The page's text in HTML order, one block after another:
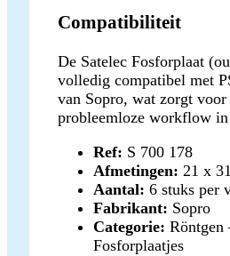
Compatibiliteit
De Satelec Fosforplaat
volledig compatibel met
van Sopro, wat zorgt voor
probleemloze workflow
Ref: S 700 178
Afmetingen: 21 x
Aantal: 6 stuks per
Fabrikant: Sopro
Categorie: Röntgen
Fosforplaatjes